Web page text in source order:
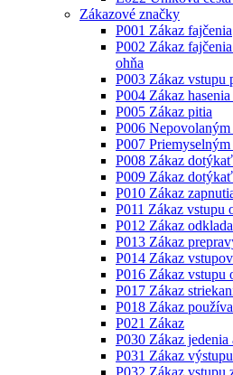
Zákazové značky
P001 Zákaz fajčenia
P002 Zákaz
ohňa
P003 Zákaz vstupu
P004 Zákaz
P005 Zákaz pitia
P006
P007
P008 Zákaz dotýkať
P009 Zákaz
P010 Zákaz
P011 Zákaz vstupu
P012 Zákaz
P013 Zákaz
P014 Zákaz
P016 Zákaz vstupu
P017 Zákaz
P018 Zákaz
P021 Zákaz
P030 Zákaz jedenia
P031 Zákaz
P032 Zákaz vstupu